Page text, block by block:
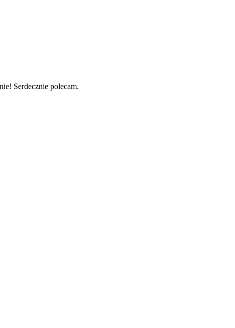
Serdecznie polecam.